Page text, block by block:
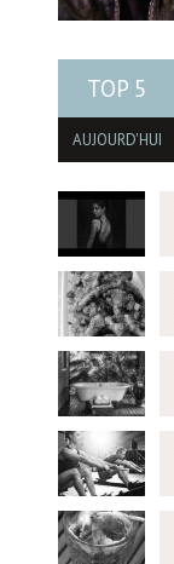
TOP 5
AUJOURD'HUI